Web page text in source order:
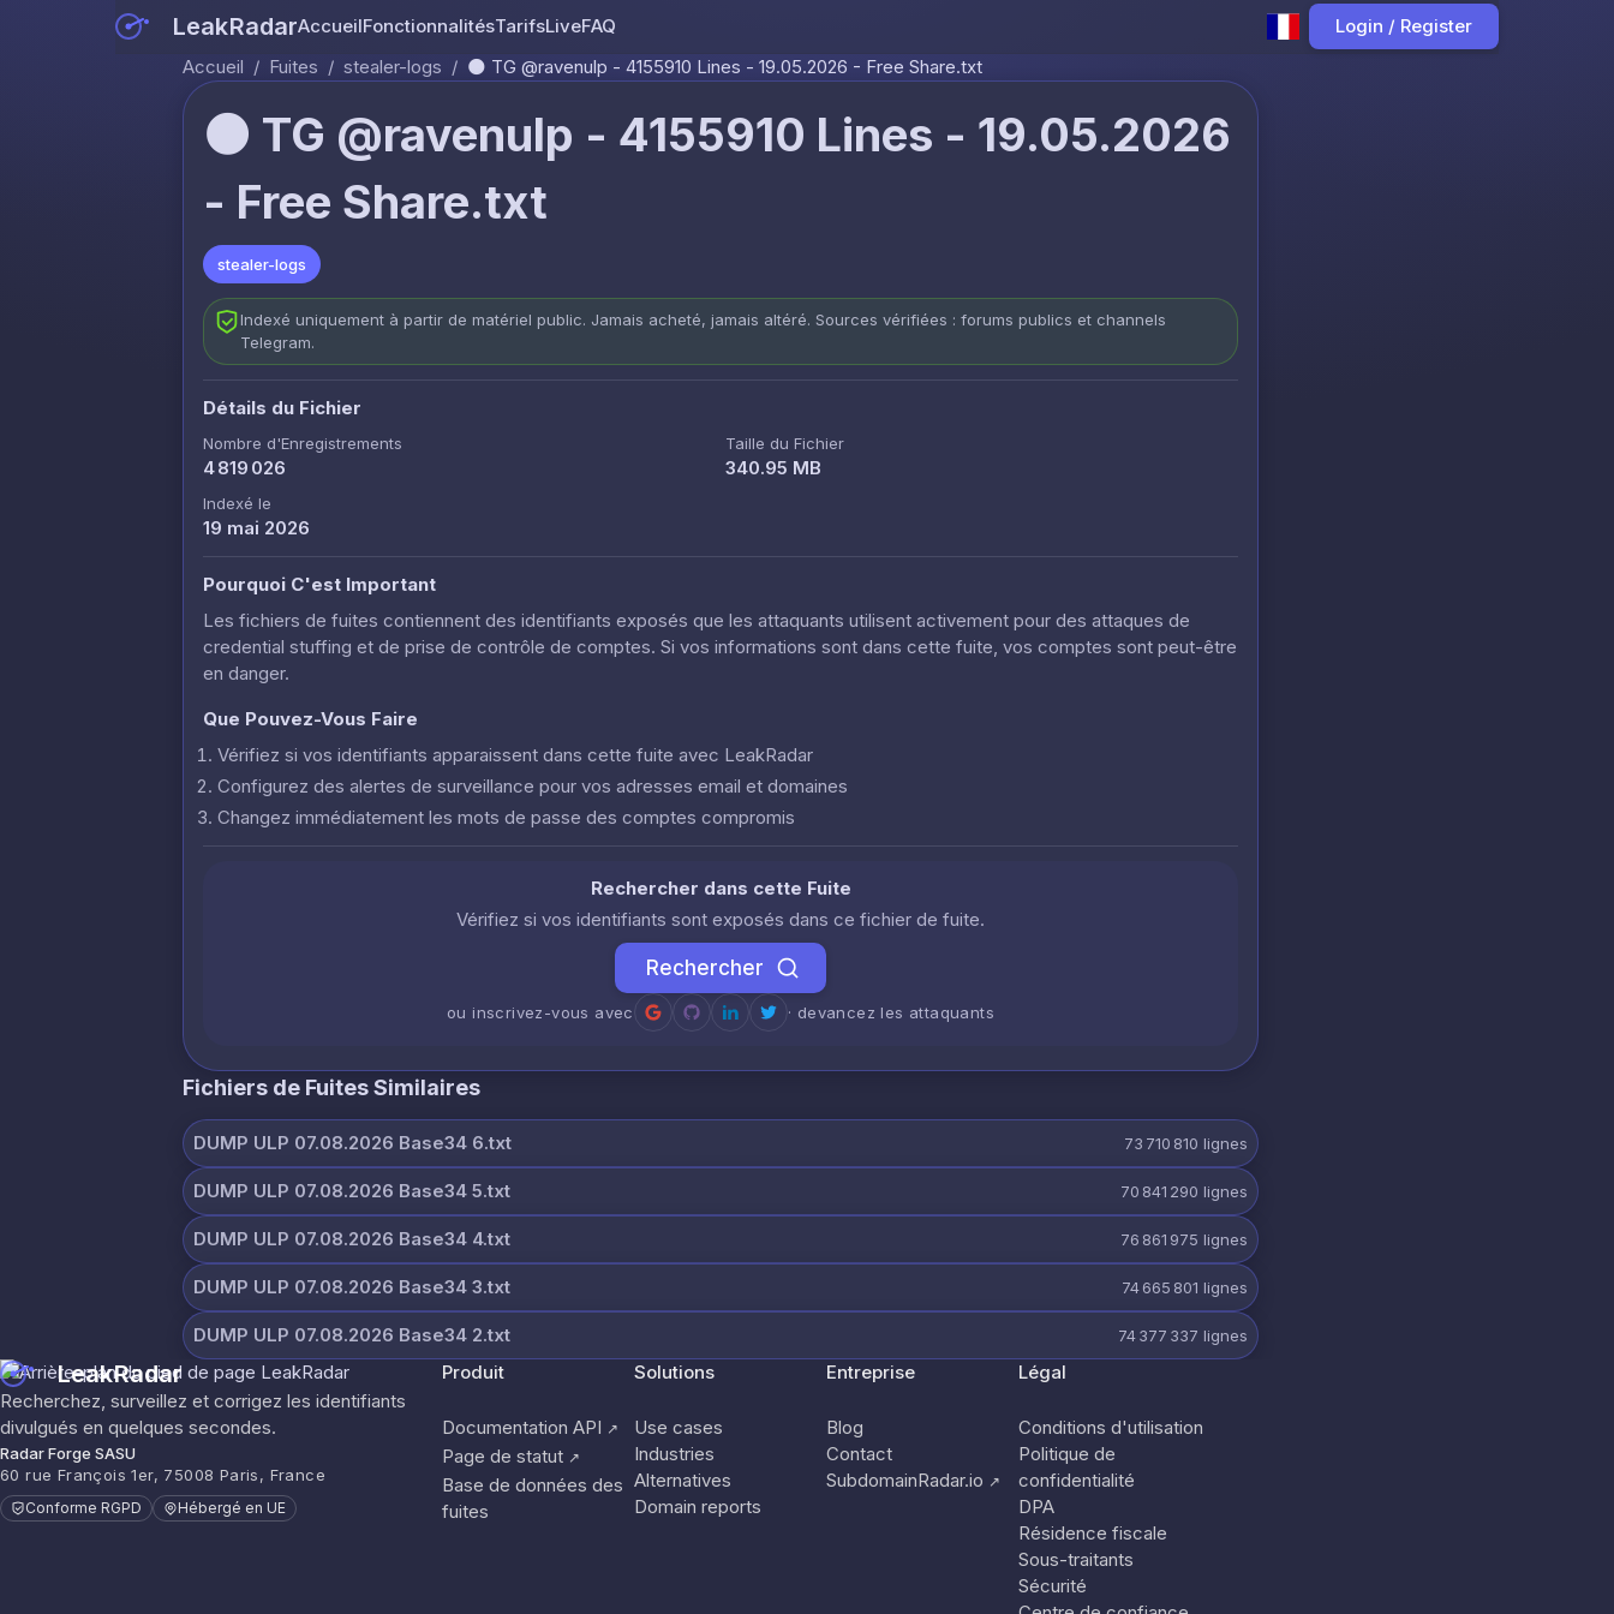
LeakRadarAccueilFonctionnalitésTarifsLiveFAQ
Login / Register
Accueil / Fuites / stealer-logs / 🌑 TG @ravenulp - 4155910 Lines - 19.05.2026 - Free Share.txt
🌑 TG @ravenulp - 4155910 Lines - 19.05.2026
- Free Share.txt
stealer-logs
Indexé uniquement à partir de matériel public. Jamais acheté, jamais altéré. Sources vérifiées : forums publics et channels
Telegram.
Détails du Fichier
Nombre d'Enregistrements
4 819 026
Taille du Fichier
340.95 MB
Indexé le
19 mai 2026
Pourquoi C'est Important
Les fichiers de fuites contiennent des identifiants exposés que les attaquants utilisent activement pour des attaques de
credential stuffing et de prise de contrôle de comptes. Si vos informations sont dans cette fuite, vos comptes sont peut-être
en danger.
Que Pouvez-Vous Faire
Vérifiez si vos identifiants apparaissent dans cette fuite avec LeakRadar
Configurez des alertes de surveillance pour vos adresses email et domaines
Changez immédiatement les mots de passe des comptes compromis
Rechercher dans cette Fuite
Vérifiez si vos identifiants sont exposés dans ce fichier de fuite.
Rechercher
ou inscrivez-vous avec · devancez les attaquants
Fichiers de Fuites Similaires
DUMP ULP 07.08.2026 Base34 6.txt 73 710 810 lignes
DUMP ULP 07.08.2026 Base34 5.txt 70 841 290 lignes
DUMP ULP 07.08.2026 Base34 4.txt 76 861 975 lignes
DUMP ULP 07.08.2026 Base34 3.txt 74 665 801 lignes
DUMP ULP 07.08.2026 Base34 2.txt 74 377 337 lignes
LeakRadar
Recherchez, surveillez et corrigez les identifiants
divulgués en quelques secondes.
Radar Forge SASU
60 rue François 1er, 75008 Paris, France
Conforme RGPD Hébergé en UE
Produit
Documentation API ↗
Page de statut ↗
Base de données des
fuites
Solutions
Use cases
Industries
Alternatives
Domain reports
Entreprise
Blog
Contact
SubdomainRadar.io ↗
Légal
Conditions d'utilisation
Politique de
confidentialité
DPA
Résidence fiscale
Sous-traitants
Sécurité